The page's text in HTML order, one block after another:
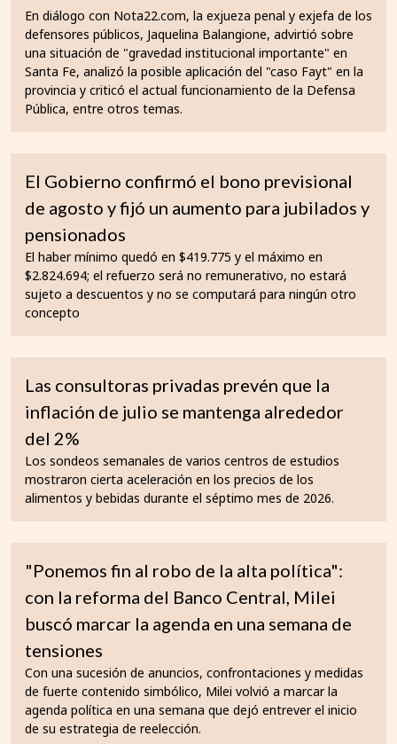
En diálogo con Nota22.com, la exjueza penal y exjefa de los
defensores públicos, Jaquelina Balangione, advirtió sobre
una situación de "gravedad institucional importante" en
Santa Fe, analizó la posible aplicación del "caso Fayt" en la
provincia y criticó el actual funcionamiento de la Defensa
Pública, entre otros temas.
El Gobierno confirmó el bono previsional
de agosto y fijó un aumento para jubilados y
pensionados
El haber mínimo quedó en $419.775 y el máximo en
$2.824.694; el refuerzo será no remunerativo, no estará
sujeto a descuentos y no se computará para ningún otro
concepto
Las consultoras privadas prevén que la
inflación de julio se mantenga alrededor
del 2%
Los sondeos semanales de varios centros de estudios
mostraron cierta aceleración en los precios de los
alimentos y bebidas durante el séptimo mes de 2026.
"Ponemos fin al robo de la alta política":
con la reforma del Banco Central, Milei
buscó marcar la agenda en una semana de
tensiones
Con una sucesión de anuncios, confrontaciones y medidas
de fuerte contenido simbólico, Milei volvió a marcar la
agenda política en una semana que dejó entrever el inicio
de su estrategia de reelección.